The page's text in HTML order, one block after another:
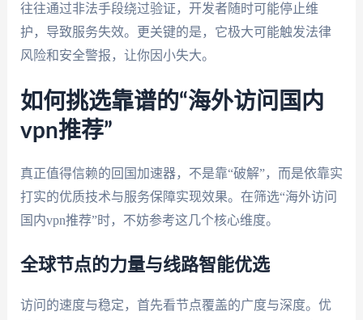
往往通过非法手段绕过验证，开发者随时可能停止维
护，导致服务失效。更关键的是，它极大可能触发法律
风险和安全警报，让你因小失大。
如何挑选靠谱的“海外访问国内
vpn推荐”
真正值得信赖的回国加速器，不是靠“破解”，而是依靠实
打实的优质技术与服务保障实现效果。在筛选“海外访问
国内vpn推荐”时，不妨参考这几个核心维度。
全球节点的力量与线路智能优选
访问的速度与稳定，首先看节点覆盖的广度与深度。优